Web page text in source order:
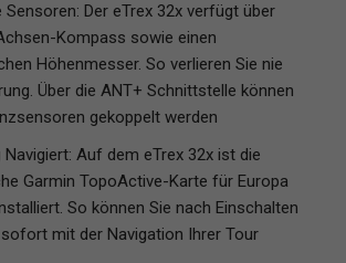
Der eTrex 32x verfügt über
Kompass sowie einen
Höhenmesser. So verlieren Sie nie
Über die ANT+ Schnittstelle können
gekoppelt werden
Auf dem eTrex 32x ist die
Garmin TopoActive-Karte für Europa
So können Sie nach Einschalten
mit der Navigation Ihrer Tour